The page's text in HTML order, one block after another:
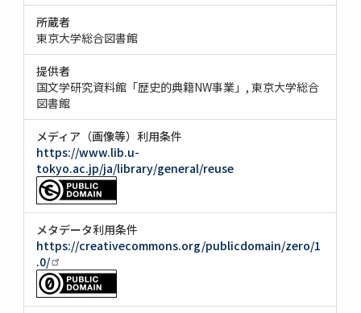
所蔵者
東京大学総合図書館
提供者
国文学研究資料館「歴史的典籍NW事業」
東京大学総合
図書館
メディア（画像等）利用条件
https://www.lib.u-
tokyo.ac.jp/ja/library/general/reuse
メタデータ利用条件
https://creativecommons.org/publicdomain/zero/1
.0/